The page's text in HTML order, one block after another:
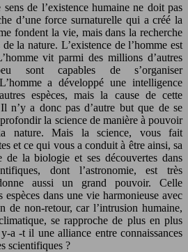
de l’existence humaine ne doit pas
d’une force surnaturelle qui a créé la
fondent la vie, mais dans la recherche
la nature. L’existence de l’homme est
vit parmi des millions d’autres
sont capables de s’organiser
a développé une intelligence
espèces, mais la cause de cette
n’y a donc pas d’autre but que de se
la science de manière à pouvoir
nature. Mais la science, vous fait
et ce qui vous a conduit à être ainsi, sa
de la biologie et ses découvertes dans
dont l’astronomie, est très
aussi un grand pouvoir. Celle
espèces dans une vie harmonieuse avec
de non-retour, car l’intrusion humaine,
se rapproche de plus en plus
a -t il une alliance entre connaissances
scientifiques ?